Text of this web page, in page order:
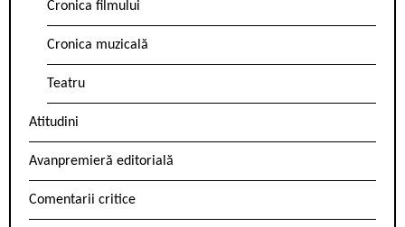
Cronica filmului
Cronica muzicală
Teatru
Atitudini
Avanpremieră editorială
Comentarii critice